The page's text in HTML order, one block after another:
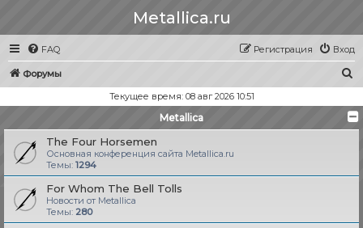
Metallica.ru
FAQ Вход
Регистрация
Форумы
и
с
Текущее время: 08 авг 2026 10:51
Metallica
The Four Horsemen
Основная конференция сайта Metallica.ru
Темы: 1294
For Whom The Bell Tolls
Новости от Metallica
Темы: 280